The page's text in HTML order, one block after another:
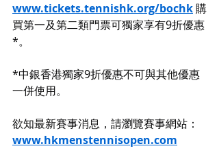
www.tickets.tennishk.org/bochk 購
買第一及第二類門票可獨家享有9折優惠
*。
*中銀香港獨家9折優惠不可與其他優惠
一併使用。
欲知最新賽事消息，請瀏覽賽事網站：
www.hkmenstennisopen.com